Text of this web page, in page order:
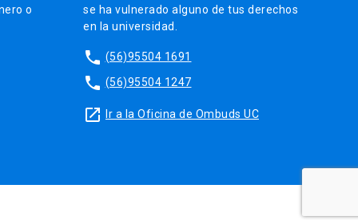
o
se ha vulnerado alguno de tus derechos
en la universidad.
phone (56)95504 1691
phone (56)95504 1247
launch Ir a la Oficina de Ombuds UC